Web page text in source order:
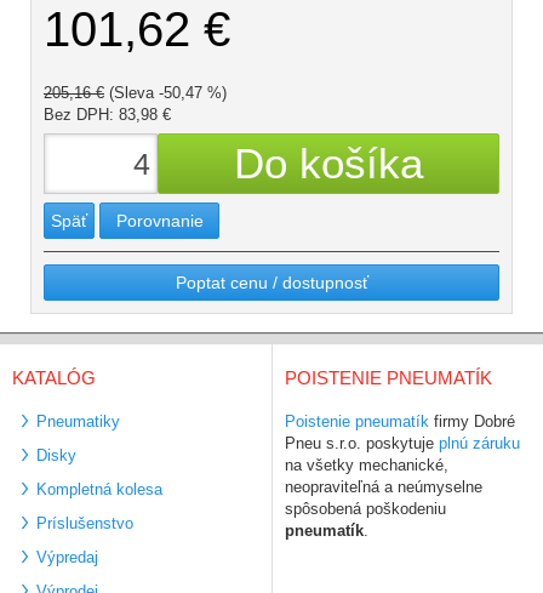
101,62 €
205,16 € (Sleva -50,47 %)
Bez DPH: 83,98 €
Späť Porovnanie
Poptat cenu / dostupnosť
KATALÓG
Pneumatiky
Disky
Kompletná kolesa
Príslušenstvo
Výpredaj
POISTENIE PNEUMATÍK
Poistenie pneumatík firmy Dobré
Pneu s.r.o. poskytuje plnú záruku
na všetky mechanické,
neopraviteľná a neúmyselne
spôsobená poškodeniu
pneumatík